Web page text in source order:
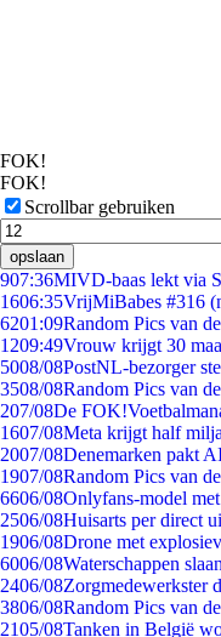
FOK!
FOK!
Scrollbar gebruiken
opslaan
907:36MIVD-baas lekt via
1606:35VrijMiBabes #316
6201:09Random Pics van
1209:49Vrouw krijgt 30
5008/08PostNL-bezorger
3508/08Random Pics van
207/08De
1607/08Meta krijgt half
2007/08Denemarken pakt
1907/08Random Pics van
6606/08Onlyfans-model
2506/08Huisarts per direct
1906/08Drone met
6006/08Waterschappen
2406/08Zorgmedewerkster
3806/08Random Pics van
2105/08Tanken in België